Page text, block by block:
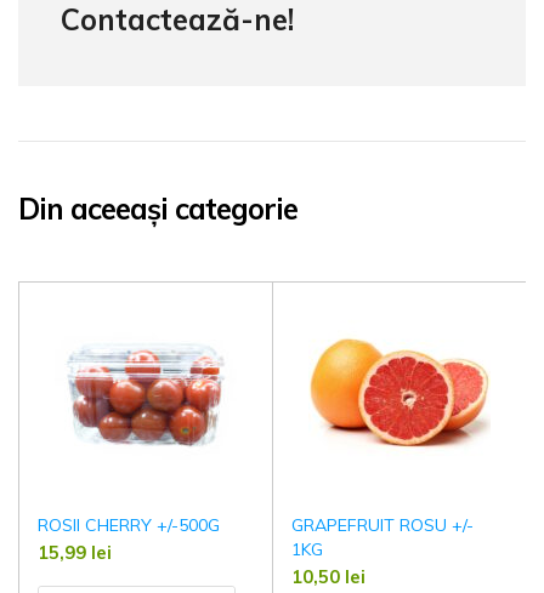
Contactează-ne!
Din aceeași categorie
ROSII CHERRY +/-500G
15,99 lei
GRAPEFRUIT ROSU +/-
1KG
10,50 lei